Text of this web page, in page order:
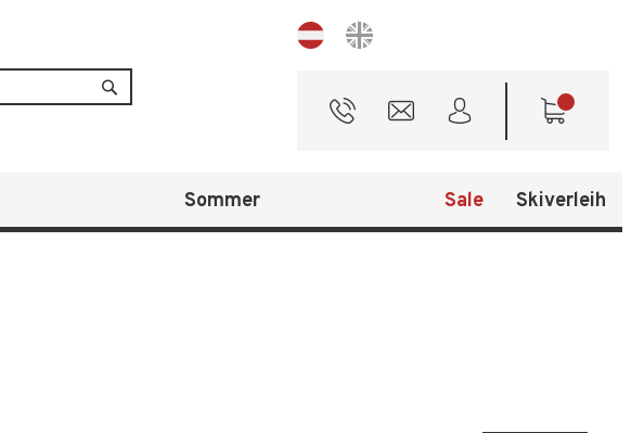
Suche
Sprache
Sommer Sale Skiverleih